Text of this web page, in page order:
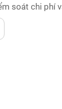
soát chi phí
giải pháp